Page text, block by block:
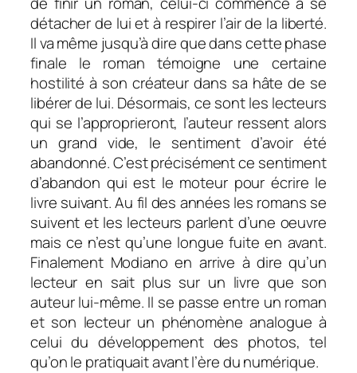
détacher de lui et à respirer l’air de la liberté.
Il va même jusqu’à dire que dans cette phase
finale le roman témoigne une certaine
hostilité à son créateur dans sa hâte de se
libérer de lui. Désormais, ce sont les lecteurs
qui se l’approprieront, l’auteur ressent alors
un grand vide, le sentiment d’avoir été
abandonné. C’est précisément ce sentiment
d’abandon qui est le moteur pour écrire le
livre suivant. Au fil des années les romans se
suivent et les lecteurs parlent d’une oeuvre
mais ce n’est qu’une longue fuite en avant.
Finalement Modiano en arrive à dire qu’un
lecteur en sait plus sur un livre que son
auteur lui-même. Il se passe entre un roman
et son lecteur un phénomène analogue à
celui du développement des photos, tel
qu’on le pratiquait avant l’ère du numérique.